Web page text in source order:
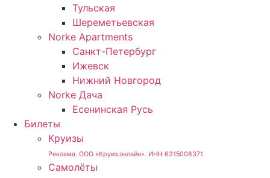
Тульская
Шереметьевская
Norke Apartments
Санкт-Петербург
Ижевск
Нижний Новгород
Norke Дача
Есенинская Русь
Билеты
Круизы
Реклама. ООО «Круиз.онлайн». ИНН 6315008371
Самолёты